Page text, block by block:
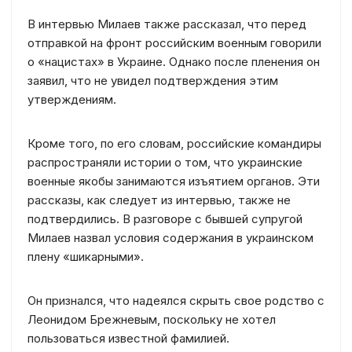
В интервью Милаев также рассказал, что перед
отправкой на фронт российским военным говорили
о «нацистах» в Украине. Однако после пленения он
заявил, что не увидел подтверждения этим
утверждениям.
Кроме того, по его словам, российские командиры
распространяли истории о том, что украинские
военные якобы занимаются изъятием органов. Эти
рассказы, как следует из интервью, также не
подтвердились. В разговоре с бывшей супругой
Милаев назвал условия содержания в украинском
плену «шикарными».
Он признался, что надеялся скрыть свое родство с
Леонидом Брежневым, поскольку не хотел
пользоваться известной фамилией.